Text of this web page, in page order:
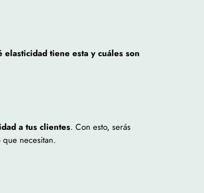
elasticidad tiene esta y cuáles son
a tus clientes. Con esto, serás
necesitan.